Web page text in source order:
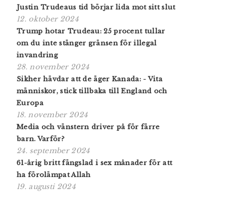
Justin Trudeaus tid börjar lida mot sitt slut
12. oktober 2024
Trump hotar Trudeau: 25 procent tullar
om du inte stänger gränsen för illegal
invandring
28. november 2024
Sikher hävdar att de äger Kanada: - Vita
människor, stick tillbaka till England och
Europa
18. november 2024
Media och vänstern driver på för färre
barn. Varför?
24. september 2024
61-årig britt fängslad i sex månader för att
ha förolämpat Allah
19. augusti 2024